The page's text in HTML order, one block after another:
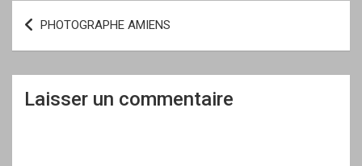
Navigation
de
PHOTOGRAPHE AMIENS
Laisser un commentaire